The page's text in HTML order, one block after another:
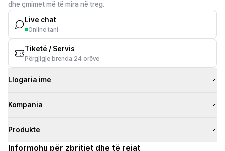
dhe çmimet më të mira në treg.
Live chat
Online tani
Tiketë / Servis
Përgjigje brenda 24 orëve
Llogaria ime
Kompania
Produkte
Informohu për zbritjet dhe të rejat